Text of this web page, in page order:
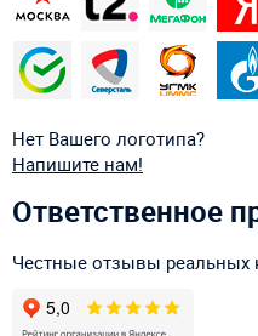
Нет Вашего логотипа?
Напишите нам!
Ответственное
Честные отзывы реальных